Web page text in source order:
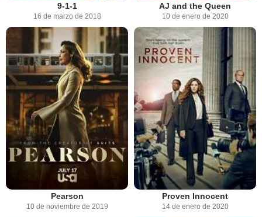
9-1-1
16 de marzo de 2018
AJ and the Queen
10 de enero de 2020
Pearson
10 de noviembre de 2019
Proven Innocent
14 de enero de 2020